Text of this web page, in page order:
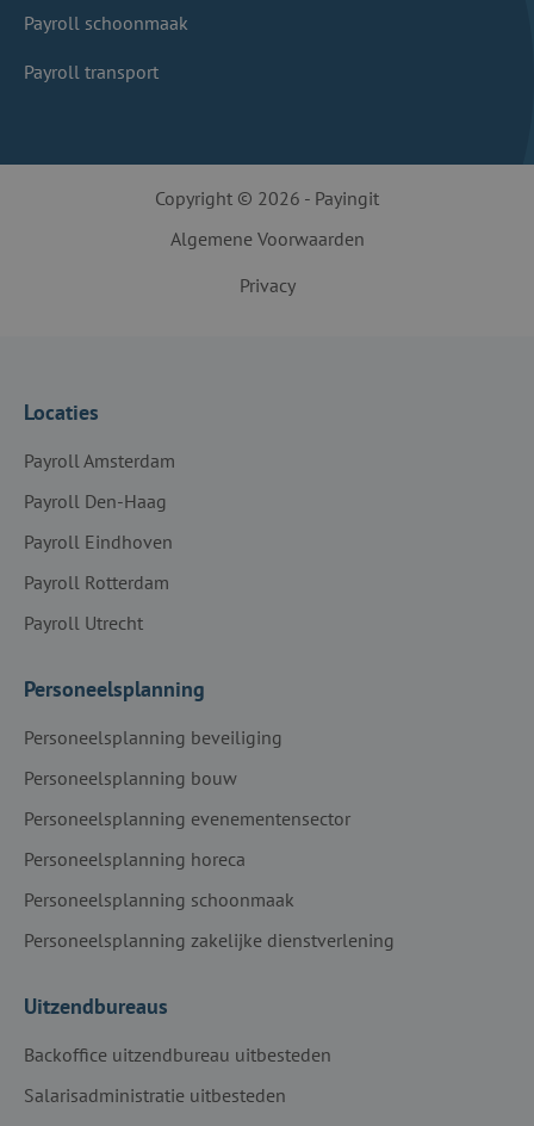
Payroll schoonmaak
Payroll transport
Copyright © 2026 - Payingit
Algemene Voorwaarden
Privacy
Locaties
Payroll Amsterdam
Payroll Den-Haag
Payroll Eindhoven
Payroll Rotterdam
Payroll Utrecht
Personeelsplanning
Personeelsplanning beveiliging
Personeelsplanning bouw
Personeelsplanning evenementensector
Personeelsplanning horeca
Personeelsplanning schoonmaak
Personeelsplanning zakelijke dienstverlening
Uitzendbureaus
Backoffice uitzendbureau uitbesteden
Salarisadministratie uitbesteden